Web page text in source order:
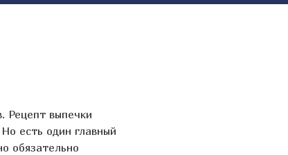
Рецепт выпечки
есть один главный
обязательно